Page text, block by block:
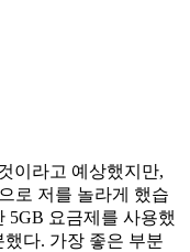
이라고 예상했지만,
로 저를 놀라게 했습
5GB 요금제를 사용했
다. 가장 좋은 부분